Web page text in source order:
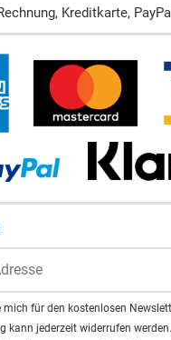
Kreditkarte,
mich für den kostenlosen
kann jederzeit widerrufen